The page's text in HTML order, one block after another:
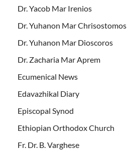
Dr. Yacob Mar Irenios
Dr. Yuhanon Mar Chrisostomos
Dr. Yuhanon Mar Dioscoros
Dr. Zacharia Mar Aprem
Ecumenical News
Edavazhikal Diary
Episcopal Synod
Ethiopian Orthodox Church
Fr. Dr. B. Varghese